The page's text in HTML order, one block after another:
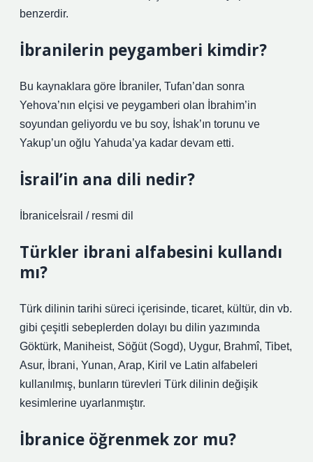
benzerdir.
İbranilerin peygamberi kimdir?
Bu kaynaklara göre İbraniler, Tufan’dan sonra
Yehova’nın elçisi ve peygamberi olan İbrahim’in
soyundan geliyordu ve bu soy, İshak’ın torunu ve
Yakup’un oğlu Yahuda’ya kadar devam etti.
İsrail’in ana dili nedir?
İbraniceİsrail / resmi dil
Türkler ibrani alfabesini kullandı
mı?
Türk dilinin tarihi süreci içerisinde, ticaret, kültür, din vb.
gibi çeşitli sebeplerden dolayı bu dilin yazımında
Göktürk, Maniheist, Söğüt (Sogd), Uygur, Brahmî, Tibet,
Asur, İbrani, Yunan, Arap, Kiril ve Latin alfabeleri
kullanılmış, bunların türevleri Türk dilinin değişik
kesimlerine uyarlanmıştır.
İbranice öğrenmek zor mu?